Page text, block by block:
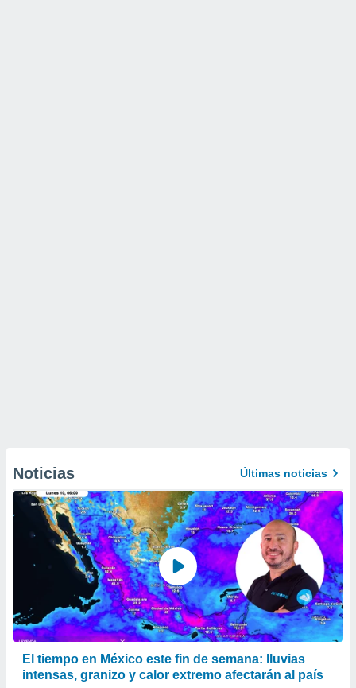
Noticias Últimas noticias
El tiempo en México este fin de semana: lluvias
intensas, granizo y calor extremo afectarán al país